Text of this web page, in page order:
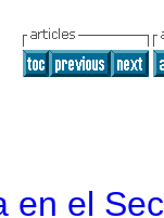
en el